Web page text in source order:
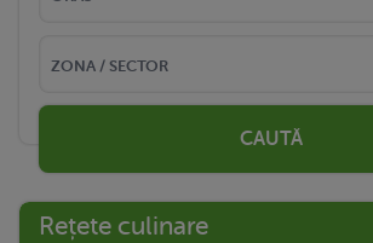
CAUTĂ
Rețete culinare